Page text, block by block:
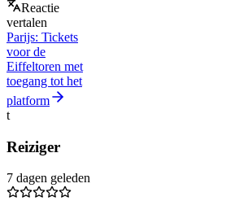
Reactie
vertalen
Parijs: Tickets
voor de
Eiffeltoren met
toegang tot het
platform
t
Reiziger
7 dagen geleden